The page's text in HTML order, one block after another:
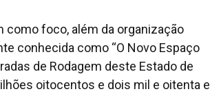
como foco, além da organização
conhecida como “O Novo Espaço
de Rodagem deste Estado de
oitocentos e dois mil e oitenta e